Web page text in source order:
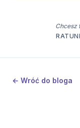
Chcesz
← Wróć do bloga